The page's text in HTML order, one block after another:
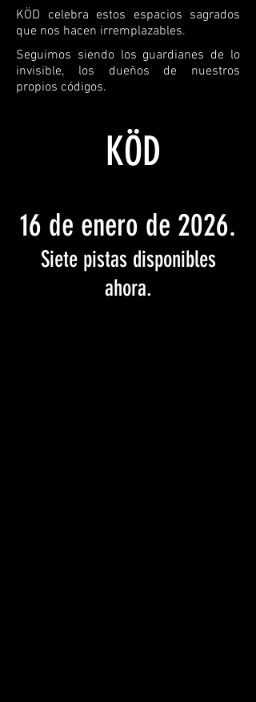
KÖD celebra estos espacios sagrados
que nos hacen irremplazables.
Seguimos siendo los guardianes de lo
invisible, los dueños de nuestros
propios códigos.
KÖD
16 de enero de 2026.
Siete pistas disponibles
ahora.